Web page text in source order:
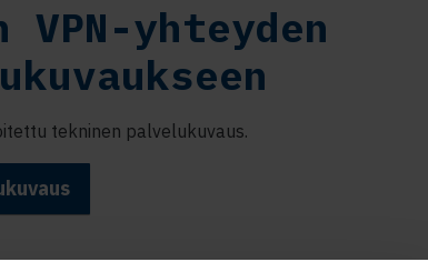
yhteyden
tekninen palvelukuvaus.